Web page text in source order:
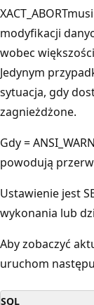
modyfikacji
wobec
Jedynym
sytuacja, gdy
zagnieżdżone.
Gdy =
powodują
Ustawienie jest
wykonania lub
Aby zobaczyć
uruchom
SQL